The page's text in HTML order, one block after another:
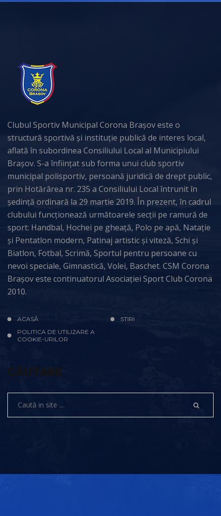
Clubul Sportiv Municipal Corona Brașov este o
structură sportivă și instituție publică de interes local,
aflată în subordinea Consiliului Local al Municipiului
Brașov. S-a înființat sub forma unui club sportiv
municipal polisportiv, persoană juridică de drept public,
prin Hotărârea nr. 235 a Consiliului Local întrunit în
ședință ordinară la 29 martie 2019. În prezent, în cadrul
clubului funcționează următoarele secții pe ramură de
sport: Handbal, Hochei pe gheață, Polo pe apă, Natație
și Pentatlon modern, Patinaj artistic și viteză, Schi și
Biatlon, Fotbal, Scrimă, Sportul pentru persoane cu
nevoi speciale, Gimnastică, Volei, Baschet. CSM Corona
Brașov este continuatorul Asociației Sport Club Corona
2010.
ACASĂ
STIRI
POLITICA DE UTILIZARE A
COOKIE-URILOR
CĂUTARE